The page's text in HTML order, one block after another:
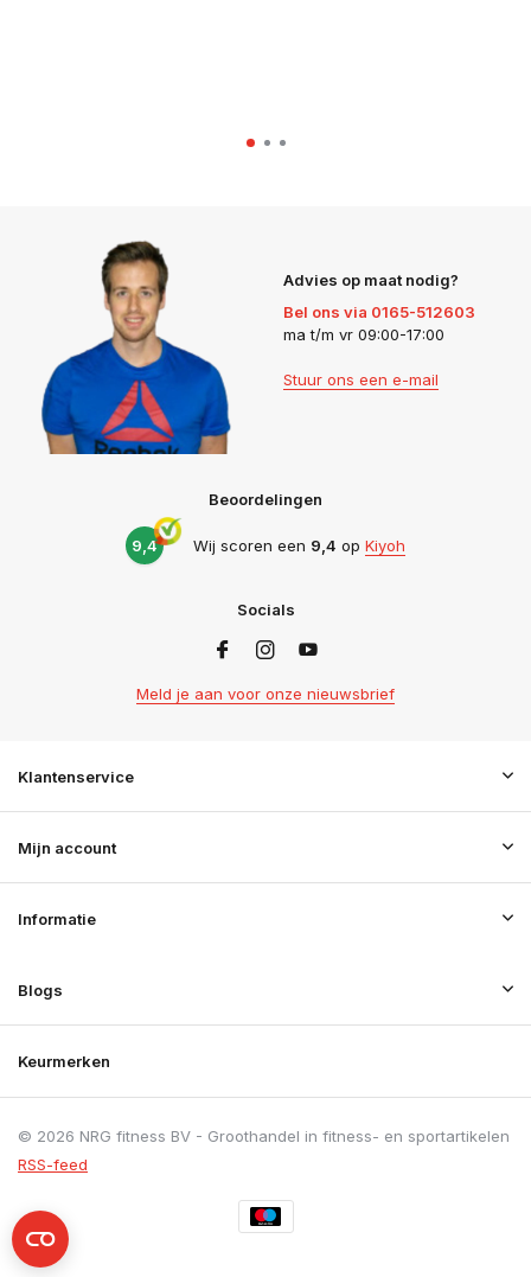
Advies op maat nodig?
Bel ons via 0165-512603
ma t/m vr 09:00-17:00
Stuur ons een e-mail
Beoordelingen
9,4 Wij scoren een 9,4 op Kiyoh
Socials
Meld je aan voor onze nieuwsbrief
Klantenservice
Mijn account
Informatie
Blogs
Keurmerken
© 2026 NRG fitness BV - Groothandel in fitness- en sportartikelen
RSS-feed